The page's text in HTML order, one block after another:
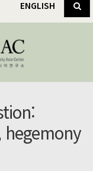
ENGLISH